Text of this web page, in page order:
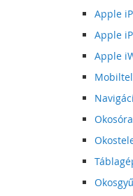
Apple
Apple
Apple
Okosóra